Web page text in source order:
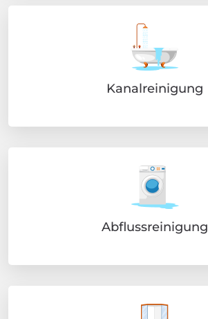
Kanalreinigung
Abflussreinigung